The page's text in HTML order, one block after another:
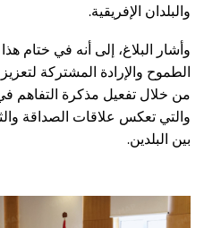
والبلدان الإفريقية.
وأشار البلاغ، إلى أنه في ختام
الطموح والإرادة المشتركة
من خلال تفعيل مذكرة التفاهم
والتي تعكس علاقات الصداقة
بين البلدين.